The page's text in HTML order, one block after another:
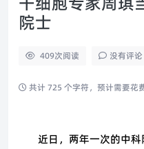
院士
409次阅读 没有评论
共计 725 个字符，预计需要花
近日，两年一次的中